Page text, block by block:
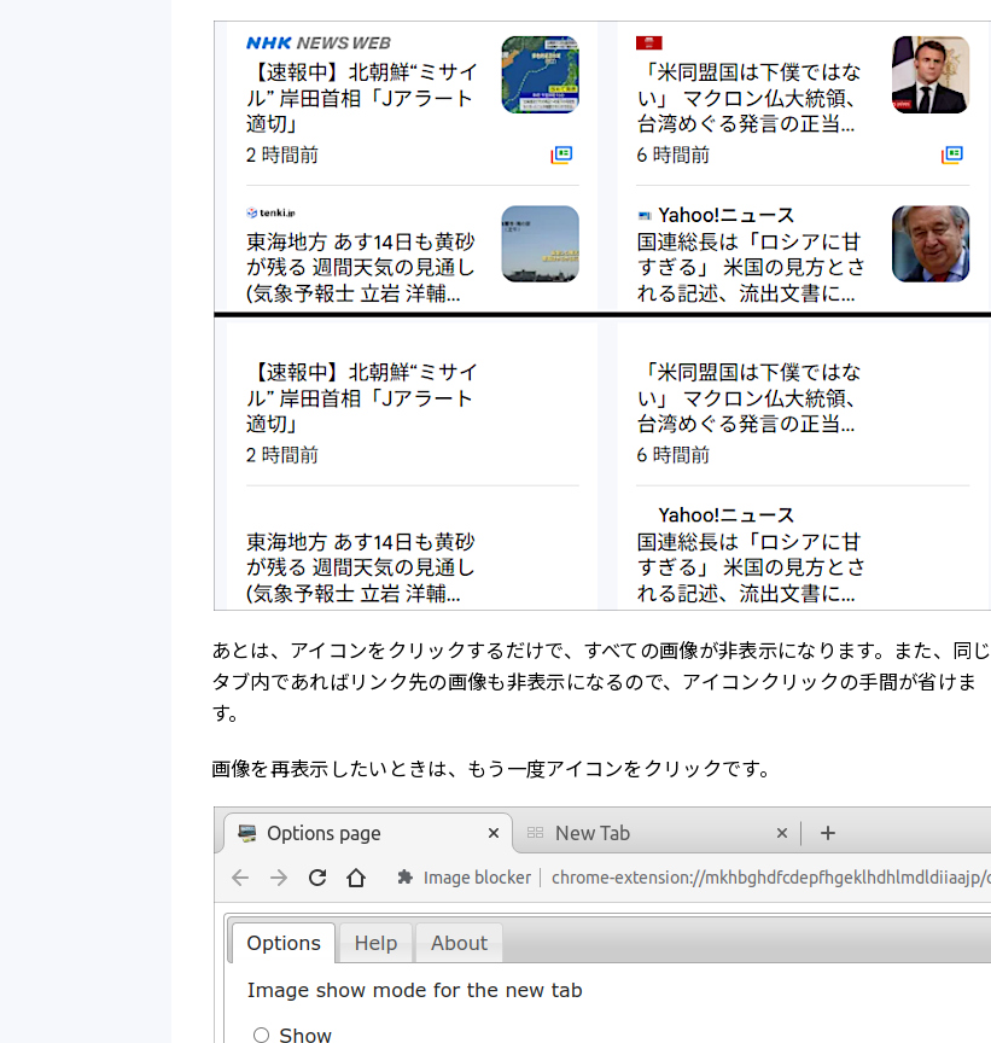
あとは、アイコンをクリックするだけで、すべての画像が非表示になります。また、同じ
タブ内であればリンク先の画像も非表示になるので、アイコンクリックの手間が省けま
す。
画像を再表示したいときは、もう一度アイコンをクリックです。